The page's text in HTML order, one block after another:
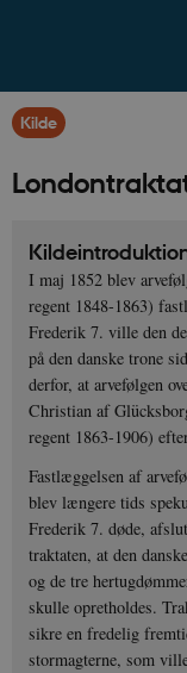
Kilde
I maj 1852 blev
regent 1848-1863)
Frederik 7. ville den
på den danske trone
derfor, at arvefølgen
Christian af
regent 1863-1906)
Fastlæggelsen af
blev længere tids
Frederik 7. døde,
traktaten, at den
og de tre
skulle opretholdes.
sikre en fredelig
stormagterne, som